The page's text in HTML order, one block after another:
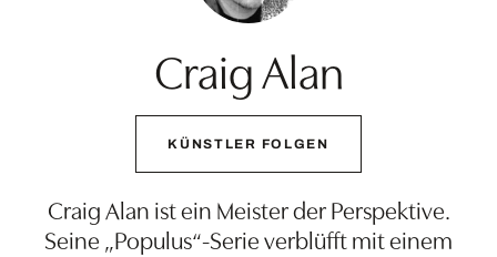
Craig Alan
KÜNSTLER FOLGEN
Craig Alan ist ein Meister der Perspektive.
Seine „Populus“-Serie verblüfft mit einem